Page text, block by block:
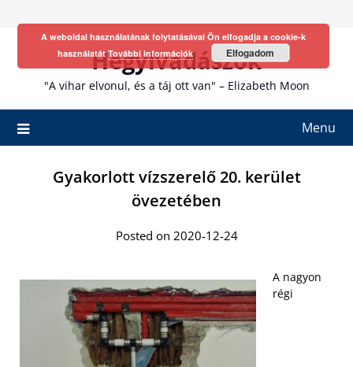
Hegyivadászok
"A vihar elvonul, és a táj ott van" – Elizabeth Moon
Menu
Gyakorlott vízszerelő 20. kerület
övezetében
Posted on 2020-12-24
A nagyon
régi
A weboldal használatának folytatásával Ön elfogadja a cookie-k
használatátTovábbi információk Elfogadom